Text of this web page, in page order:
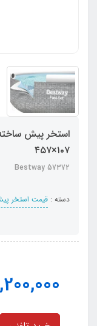
استخر پیش
۱۰۷×۴۵۷
Bestway 57372
دسته : قیمت استخر